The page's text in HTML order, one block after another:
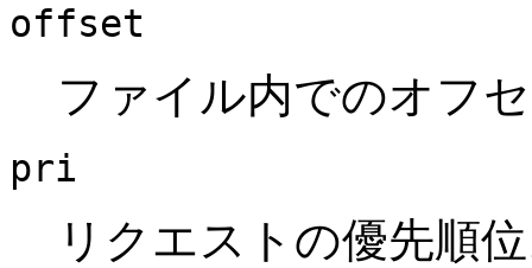
offset
ファイル内でのオフ
pri
リクエストの優先順